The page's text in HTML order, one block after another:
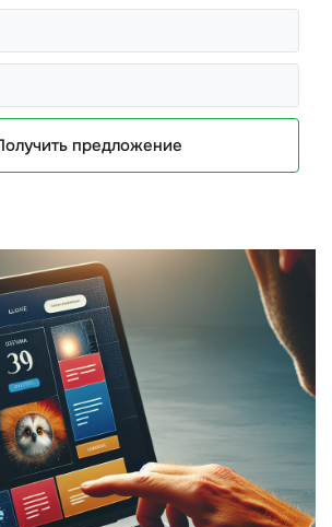
предложение